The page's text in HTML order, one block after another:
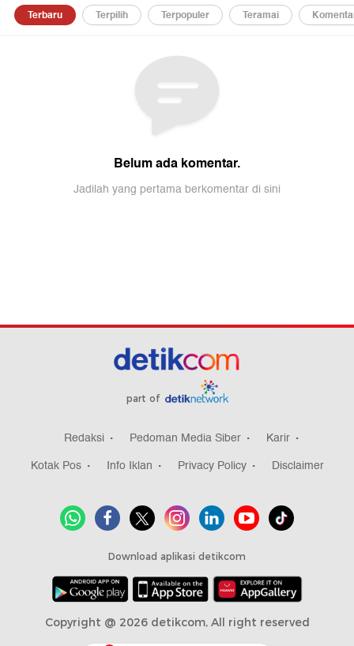
part of
Redaksi Pedoman Media Siber
Karir
Kotak Pos
Info Iklan Privacy Policy Disclaimer
Download aplikasi detikcom
Copyright @ 2026 detikcom, All right reserved